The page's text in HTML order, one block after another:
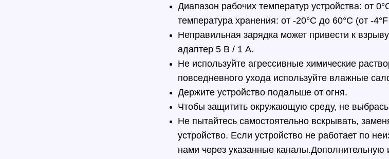
Диапазон рабочих температур устройства: от
температура хранения: от -20°C до 60°C (от -
Неправильная зарядка может привести к
адаптер 5 В / 1 А.
Не используйте агрессивные химические
повседневного ухода используйте влажные
Держите устройство подальше от огня.
Чтобы защитить окружающую среду, не
Не пытайтесь самостоятельно вскрывать,
устройство. Если устройство не работает по
нами через указанные каналы.